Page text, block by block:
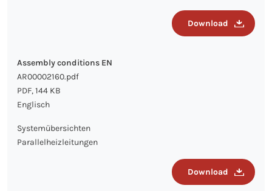
Download
Assembly conditions EN
AR00002160.pdf
PDF, 144 KB
Englisch
Systemübersichten
Parallelheizleitungen
Download